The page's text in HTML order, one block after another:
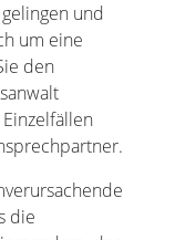
und
um eine
den
die